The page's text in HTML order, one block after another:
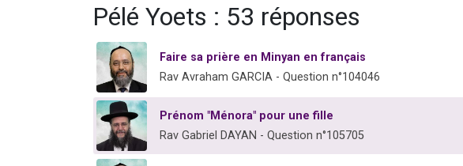
Pélé Yoets : 53 réponses
Faire sa prière en Minyan en français
Rav Avraham GARCIA - Question n°104046
Prénom "Ménora" pour une fille
Rav Gabriel DAYAN - Question n°105705